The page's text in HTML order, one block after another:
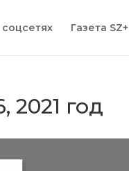
Газета SZ+
2021 год